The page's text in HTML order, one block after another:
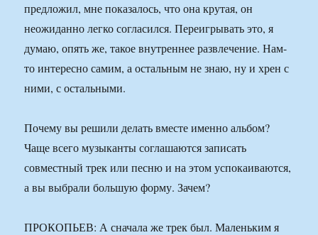
предложил, мне показалось, что она крутая, он
неожиданно легко согласился. Переигрывать это, я
думаю, опять же, такое внутреннее развлечение. Нам-
то интересно самим, а остальным не знаю, ну и хрен с
ними, с остальными.
Почему вы решили делать вместе именно альбом?
Чаще всего музыканты соглашаются записать
совместный трек или песню и на этом успокаиваются,
а вы выбрали большую форму. Зачем?
ПРОКОПЬЕВ: А сначала же трек был. Маленьким я